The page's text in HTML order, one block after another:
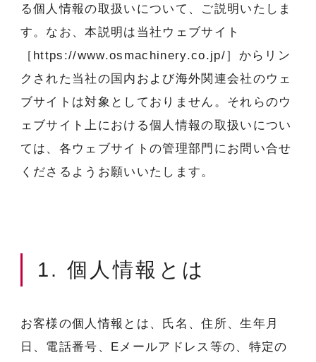
る個人情報の取扱いについて、ご説明いたしま
す。なお、本説明は当社ウェブサイト
［ https://www.osmachinery.co.jp/］からリン
クされた当社の国内および海外関連会社のウェ
ブサイトは対象としておりません。それらのウ
ェブサイト上における個人情報の取扱いについ
ては、各ウェブサイトの管理部門にお問い合せ
くださるようお願いいたします。
1. 個人情報とは
お客様の個人情報とは、氏名、住所、生年月
日、電話番号、Eメールアドレス等の、特定の